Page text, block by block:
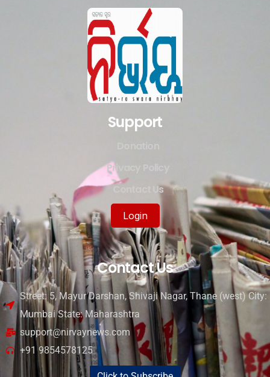
Support
Privacy Policy
Contact Us
Login
Contact Us
Street: 5, Mayur Darshan, Shivaji Nagar, Thane (west) City:
Mumbai State: Maharashtra
support@nirvaynews.com
+91 9854578125